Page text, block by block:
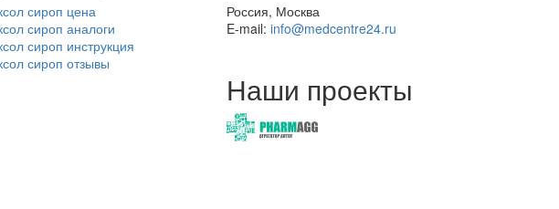
сироп цена
сироп аналоги
сироп инструкция
сироп отзывы
Россия, Москва
E-mail: info@medcentre24.ru
Наши проекты